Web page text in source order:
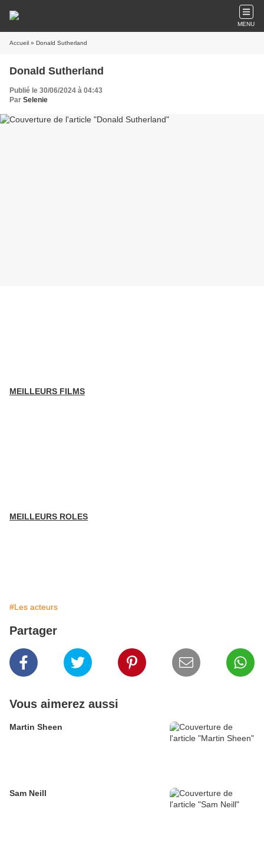
MENU
Accueil » Donald Sutherland
Donald Sutherland
Publié le 30/06/2024 à 04:43
Par Selenie
MEILLEURS FILMS
MEILLEURS ROLES
#Les acteurs
Partager
Vous aimerez aussi
Martin Sheen
Sam Neill